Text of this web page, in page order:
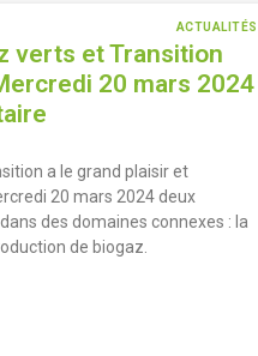
ACTUALITÉS
verts et Transition
20 mars 2024
a le grand plaisir et
20 mars 2024 deux
des domaines connexes : la
de biogaz.